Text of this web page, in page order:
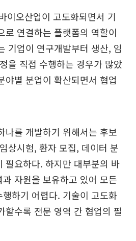
이오산업이 고도화되면서 기
로 연결하는 플랫폼의 역할이
기업이 연구개발부터 생산, 임
을 직접 수행하는 경우가 많았
야별 분업이 확산되면서 협업
나를 개발하기 위해서는 후보
상시험, 환자 모집, 데이터 분
필요하다. 하지만 대부분의 바
자원을 보유하고 있어 모든
하기 어렵다. 기술이 고도화
할수록 전문 영역 간 협업의 필